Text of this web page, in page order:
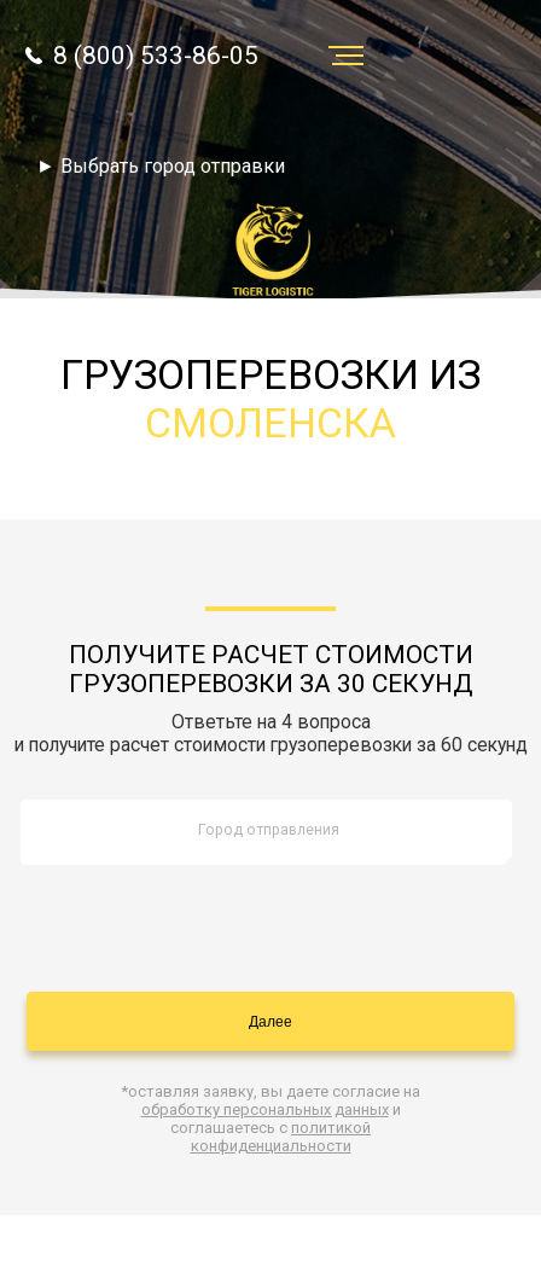
Услуги
Преимущества
О компании
Направления
Тарифы
Контакты
► Выбрать город отправки
8 (800) 533-86-05
ГРУЗОПЕРЕВОЗКИ ИЗ
СМОЛЕНСКА
ПОЛУЧИТЕ РАСЧЕТ СТОИМОСТИ
ГРУЗОПЕРЕВОЗКИ ЗА 30 СЕКУНД
Ответьте на 4 вопроса
и получите расчет стоимости грузоперевозки за 60 секунд
*оставляя заявку, вы даете согласие на
обработку персональных данныхи
соглашаетесь с политикой
конфиденциальности